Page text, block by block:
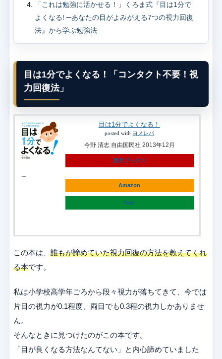
「これは勉強に活かせる！」くろま式『目は1分で
よくなる! ─あなたの目がよみがえる7つの視力回復
法』から学ぶ勉強法
目は1分でよくなる！「コンタクト不要！視
力回復法」
目は1分でよくなる！
posted with ヨメレバ
今野 清志 自由国民社 2013年12月
楽天ブックス
Amazon
7net
この本は、 誰もが諦めていた視力回復の方法を教えてくれ
る本です。
私は小学校高学年ごろから段々視力が落ちてきて、今では
片目の視力が0.1程度、両目でも0.3程の視力しかありませ
ん。
そんなときに見つけたのがこの本です。
「目が良くなる方法なんてない」と内心諦めていました